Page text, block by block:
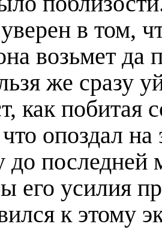
в том,
возьмет да
же сразу
как побитая
опоздал на
до последней
его усилия
к этому